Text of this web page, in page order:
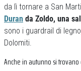
da lì tornare a San
Duran da Zoldo, una
sono i guardrail di
Dolomiti.
Anche in autunno si